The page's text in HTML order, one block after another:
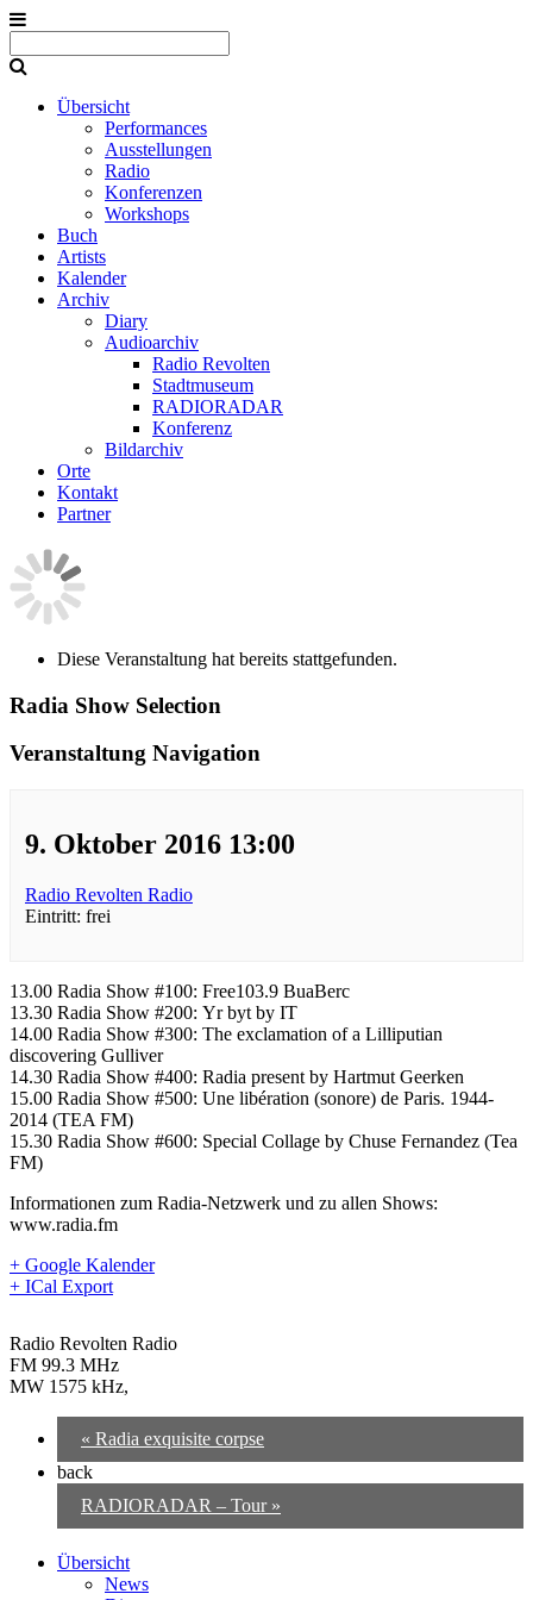
Übersicht
Performances
Ausstellungen
Radio
Konferenzen
Workshops
Buch
Artists
Kalender
Archiv
Diary
Audioarchiv
Radio Revolten
Stadtmuseum
RADIORADAR
Konferenz
Bildarchiv
Orte
Kontakt
Partner
Diese Veranstaltung hat bereits stattgefunden.
Radia Show Selection
Veranstaltung Navigation
9. Oktober 2016 13:00
Radio Revolten Radio
Eintritt: frei
13.00 Radia Show #100: Free103.9 BuaBerc
13.30 Radia Show #200: Yr byt by IT
14.00 Radia Show #300: The exclamation of a Lilliputian
discovering Gulliver
14.30 Radia Show #400: Radia present by Hartmut Geerken
15.00 Radia Show #500: Une libération (sonore) de Paris. 1944-
2014 (TEA FM)
15.30 Radia Show #600: Special Collage by Chuse Fernandez (Tea
FM)
Informationen zum Radia-Netzwerk und zu allen Shows:
www.radia.fm
+ Google Kalender
+ ICal Export
Radio Revolten Radio
FM 99.3 MHz
MW 1575 kHz,
« Radia exquisite corpse
back
RADIORADAR – Tour »
Übersicht
News